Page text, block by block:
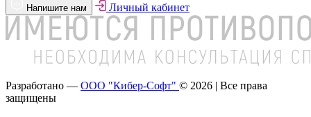
Напишите нам Личный кабинет
Разработано — ООО "Кибер-Софт" © 2026 | Все права
защищены